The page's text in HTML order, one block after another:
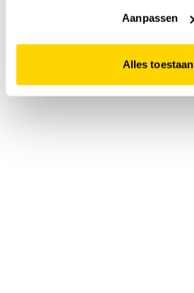
website niet optimaal functioneert.
Aanpassen
Alles toestaan